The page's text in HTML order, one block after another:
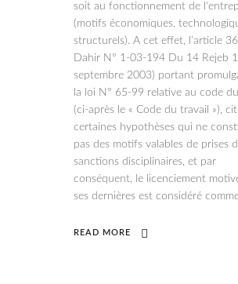
soit au fonctionnement de
(motifs économiques,
structurels). A cet effet, l’article
Dahir N° 1-03-194 Du 14 Rejeb
septembre 2003) portant
la loi N° 65-99 relative au code
(ci-après le « Code du travail »),
certaines hypothèses qui ne
pas des motifs valables de prises
sanctions disciplinaires, et par
conséquent, le licenciement
ses dernières est considéré
READ MORE